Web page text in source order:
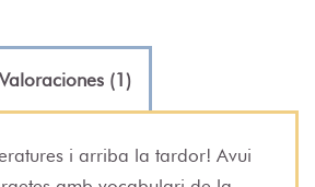
Valoraciones (1)
i arriba la tardor! Avui